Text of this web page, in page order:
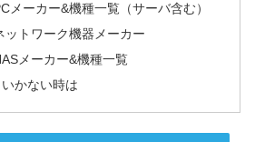
メーカー&機種一覧（サーバ含む）
ットワーク機器メーカー
メーカー&機種一覧
かない時は